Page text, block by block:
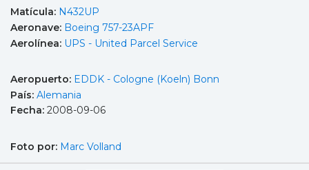
Matícula: N432UP
Aeronave: Boeing 757-23APF
Aerolínea: UPS - United Parcel Service
Aeropuerto: EDDK - Cologne (Koeln) Bonn
País: Alemania
Fecha: 2008-09-06
Foto por: Marc Volland